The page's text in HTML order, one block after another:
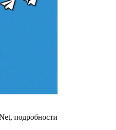
подробности